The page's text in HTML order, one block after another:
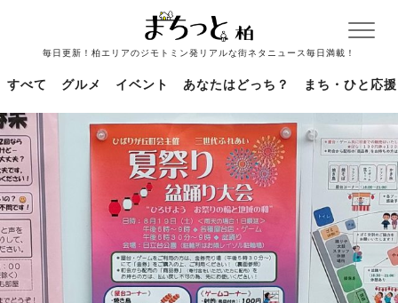
毎日更新！柏エリアのジモトミン発リアルな街ネタニュース毎日満載！
すべて グルメ イベント あなたはどっち？ まち・ひと応援